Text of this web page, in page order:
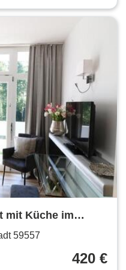
mit Küche im
59557
420 €